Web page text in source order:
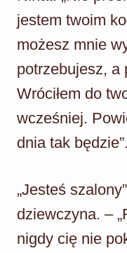
jestem twoim
możesz mnie
potrzebujesz, a
Wróciłem do
wcześniej.
dnia tak będzie”.
„Jesteś
dziewczyna. –
nigdy cię nie